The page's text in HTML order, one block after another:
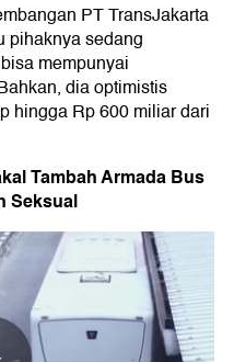
PT TransJakarta
pihaknya sedang
mempunyai
dia optimistis
hingga Rp 600 miliar dari
Tambah Armada Bus
Seksual